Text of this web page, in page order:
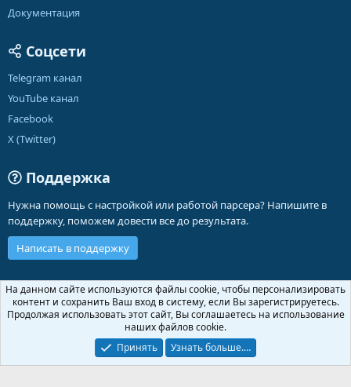
Документация
Соцсети
Telegram канал
YouTube канал
Facebook
X (Twitter)
Поддержка
Нужна помощь с настройкой или работой парсера? Напишите в
поддержку, поможем довести все до результата.
Написать в поддержку
Russian (RU)
Обратная связь
Условия и правила
Политика конфиденциальности
Помощь
Community platform by XenForo ® © 2010-2026 XenForo Ltd.
На данном сайте используются файлы cookie, чтобы персонализировать
контент и сохранить Ваш вход в систему, если Вы зарегистрируетесь.
Продолжая использовать этот сайт, Вы соглашаетесь на использование
наших файлов cookie.
Принять
Узнать больше.…